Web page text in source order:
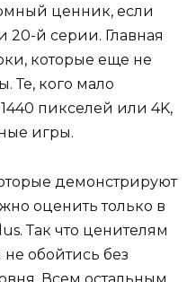
ценник, если
20-й серии. Главная
которые еще не
Те, кого мало
пикселей или 4K,
игры.
демонстрируют
оценить только в
Так что ценителям
обойтись без
Всем остальным